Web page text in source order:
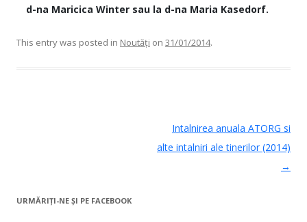
d-na Maricica Winter sau la d-na Maria Kasedorf.
This entry was posted in Noutăţi on 31/01/2014.
Intalnirea anuala ATORG si
alte intalniri ale tinerilor (2014)
→
URMĂRIȚI-NE ŞI PE FACEBOOK